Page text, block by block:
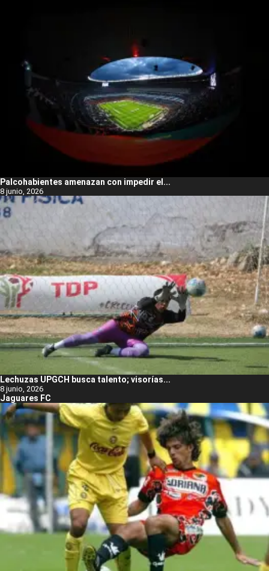
Palcohabientes amenazan con impedir el...
8 junio, 2026
Lechuzas UPGCH busca talento; visorías...
8 junio, 2026
Jaguares FC